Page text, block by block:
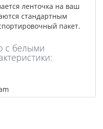
ленточка на ваш
стандартным
пакет.
с белыми